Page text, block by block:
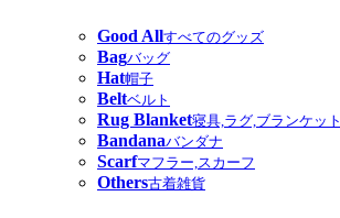
Good Allすべてのグッズ
Bagバッグ
Hat帽子
Beltベルト
Rug Blanket寝具,ラグ,ブランケット
Bandanaバンダナ
Scarfマフラー,スカーフ
Others古着雑貨